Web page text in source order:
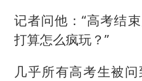
记者问他：“高考结
打算怎么疯玩？”
几乎所有高考生被